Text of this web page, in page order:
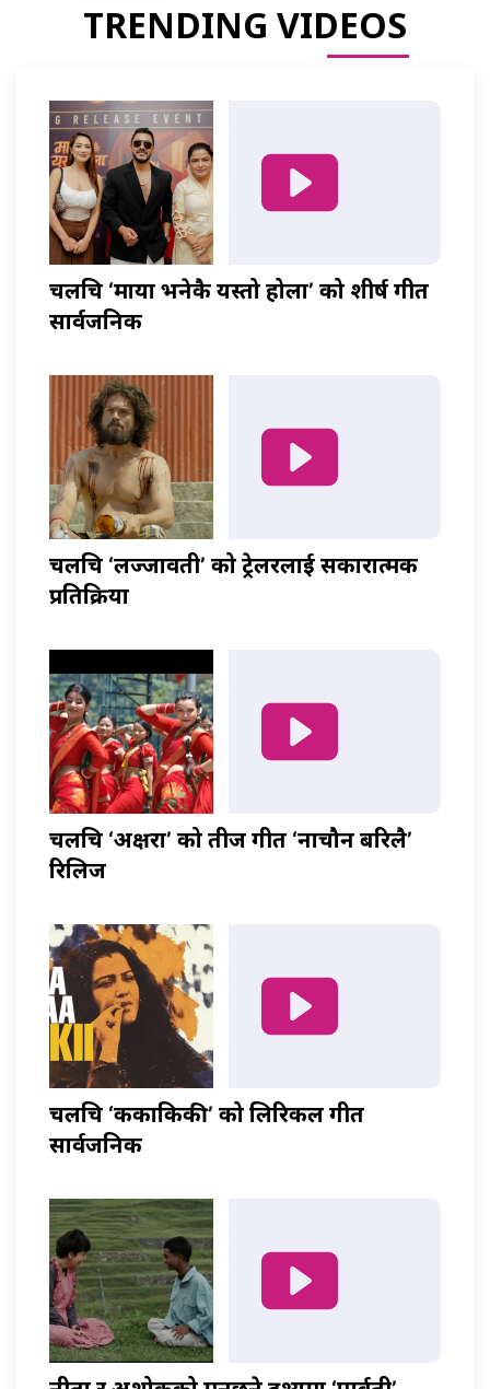
TRENDING VIDEOS
चलचित्र ‘माया भनेकै यस्तो होला’ को शीर्ष गीत
सार्वजनिक
चलचित्र ‘लज्जावती’ को ट्रेलरलाई सकारात्मक
प्रतिक्रिया
चलचित्र ‘अक्षरा’ को तीज गीत ‘नाचौन बरिलै’
रिलिज
चलचित्र ‘ककाकिकी’ को लिरिकल गीत
सार्वजनिक